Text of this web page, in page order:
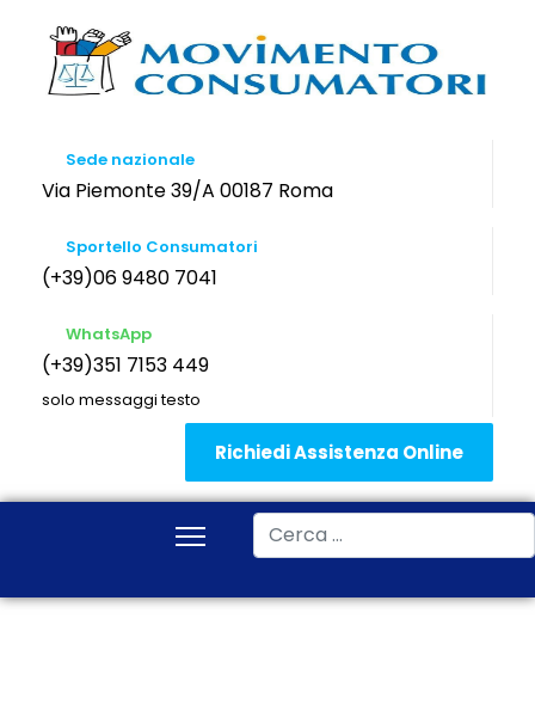
Sede nazionale
Via Piemonte 39/A 00187 Roma
Sportello Consumatori
(+39)06 9480 7041
WhatsApp
(+39)351 7153 449
solo messaggi testo
Richiedi Assistenza Online
Cerca